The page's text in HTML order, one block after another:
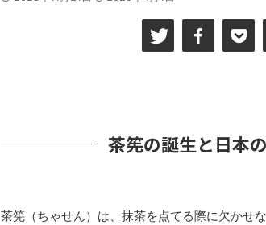
茶筅の誕生と日本
茶筅（ちゃせん）は、抹茶を点てる際に欠かせ